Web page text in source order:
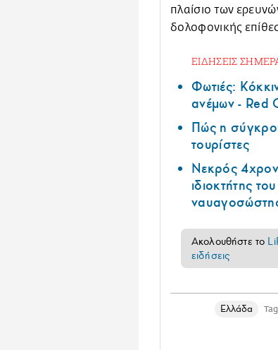
πλαίσιο των
δολοφονικής
ΕΙΔΗΣΕΙΣ
Φωτιές:
ανέμων - Red
Πώς η
τουρίστες
Νεκρός
ιδιοκτήτης
Ακολουθήστε το
ειδήσεις
Ελλάδα